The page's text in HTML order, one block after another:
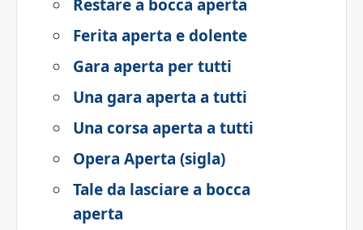
Restare a bocca aperta
Ferita aperta e dolente
Gara aperta per tutti
Una gara aperta a tutti
Una corsa aperta a tutti
Opera Aperta (sigla)
Tale da lasciare a bocca
aperta